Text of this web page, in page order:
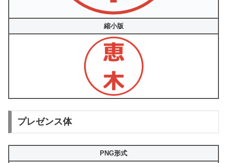
縮小版
プレゼンス体
PNG形式